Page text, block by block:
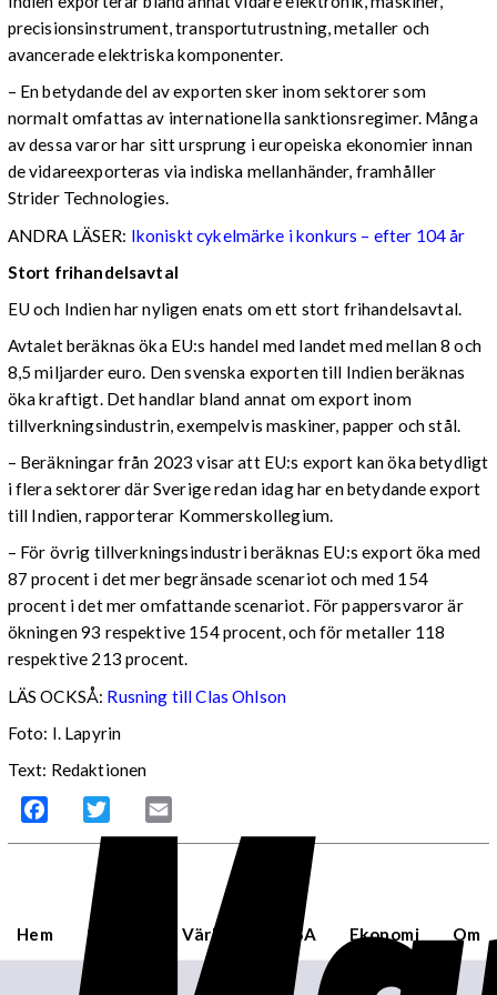
precisionsinstrument, transportutrustning, metaller och
avancerade elektriska komponenter.
– En betydande del av exporten sker inom sektorer som
normalt omfattas av internationella sanktionsregimer. Många
av dessa varor har sitt ursprung i europeiska ekonomier innan
de vidareexporteras via indiska mellanhänder, framhåller
Strider Technologies.
ANDRA LÄSER: Ikoniskt cykelmärke i konkurs – efter 104 år
Stort frihandelsavtal
EU och Indien har nyligen enats om ett stort frihandelsavtal.
Avtalet beräknas öka EU:s handel med landet med mellan 8 och
8,5 miljarder euro. Den svenska exporten till Indien beräknas
öka kraftigt. Det handlar bland annat om export inom
tillverkningsindustrin, exempelvis maskiner, papper och stål.
– Beräkningar från 2023 visar att EU:s export kan öka betydligt
i flera sektorer där Sverige redan idag har en betydande export
till Indien, rapporterar Kommerskollegium.
– För övrig tillverkningsindustri beräknas EU:s export öka med
87 procent i det mer begränsade scenariot och med 154
procent i det mer omfattande scenariot. För pappersvaror är
ökningen 93 respektive 154 procent, och för metaller 118
respektive 213 procent.
LÄS OCKSÅ: Rusning till Clas Ohlson
Foto: I. Lapyrin
Text: Redaktionen
Facebook Twitter
Hem Sverige Världen USA Ekonomi Om